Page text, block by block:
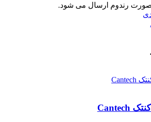
رندوم ارسال می شود.